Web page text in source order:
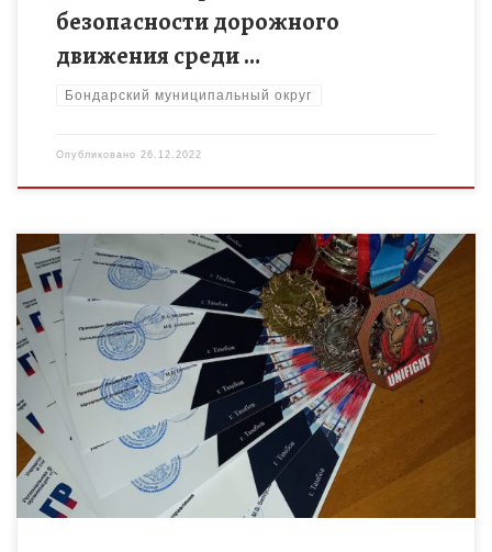
безопасности дорожного
движения среди …
Бондарский муниципальный округ
Опубликовано 26.12.2022
24 декабря в поселке Молодежный Моршанского района
состоялся Открытый учебно- тренировочный ковёр по
универсальному бою в поддержку воинов СВО «Мы вместе».
Наши ребята из объединения […]